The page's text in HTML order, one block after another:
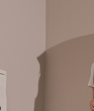
Pembayaran ansuran
berasingan dan tidak
pembayaran akan dihantar
Selepas mengakses bil
menyelesaikan pembayaran
bar kedai serbaneka, kedai
JKOPay, atau iPASS MONEY.
Tempoh pembayaran dikira
ditambah dengan bilangan
boleh melanjutkan tempoh
pesanan. Walau
menerima pesanan anda
prapesanan atau produk
lama untuk dihantar). Oleh
kepada AFTEE dalam
Kedua, Sekatan Pembayaran
1. Jumlah yang diperakui
NT$60/pesanan |
NT$1,800 atau lebih
付款後7-11取貨
NT$60/pesanan |